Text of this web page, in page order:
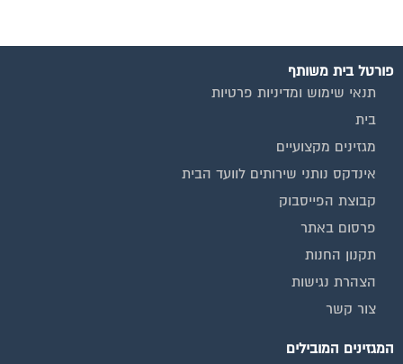
פורטל בית משותף
תנאי שימוש ומדיניות פרטיות
בית
מגזינים מקצועיים
אינדקס נותני שירותים לוועד הבית
קבוצת הפייסבוק
פרסום באתר
תקנון החנות
הצהרת נגישות
צור קשר
המגזינים המובילים